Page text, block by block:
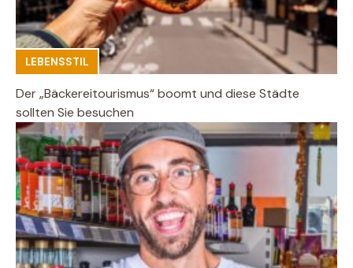
LEBENSSTIL
Der „Bäckereitourismus“ boomt und diese Städte
sollten Sie besuchen